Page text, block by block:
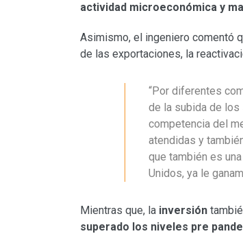
actividad microeconómica y
Asimismo, el ingeniero comentó
de las exportaciones, la
“Por diferentes
de la subida de
competencia del
atendidas y
que también es
Unidos, ya le
Mientras que, la inversión
superado los niveles pre